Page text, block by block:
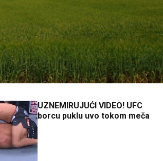
UZNEMIRUJUĆI VIDEO! UFC
borcu puklu uvo tokom meča